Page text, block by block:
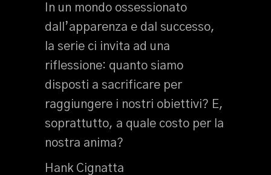
In un mondo ossessionato
dall’apparenza e dal successo,
la serie ci invita ad una
riflessione: quanto siamo
disposti a sacrificare per
raggiungere i nostri obiettivi? E,
soprattutto, a quale costo per la
nostra anima?
Hank Cignatta